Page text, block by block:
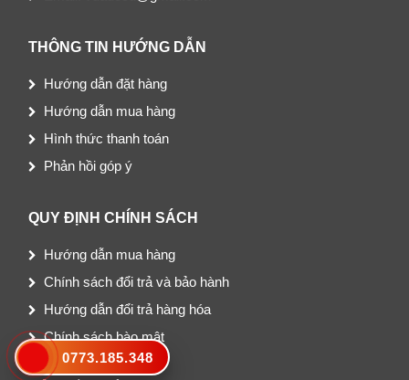
THÔNG TIN HƯỚNG DẪN
Hướng dẫn đặt hàng
Hướng dẫn mua hàng
Hình thức thanh toán
Phản hồi góp ý
QUY ĐỊNH CHÍNH SÁCH
Hướng dẫn mua hàng
Chính sách đổi trả và bảo hành
Hướng dẫn đổi trả hàng hóa
Chính sách bào mật
0773.185.348